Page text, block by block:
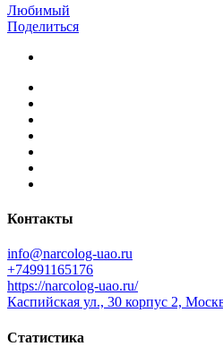
Любимый
Поделиться
Контакты
info@narcolog-uao.ru
+74991165176
https://narcolog-uao.ru/
Каспийская ул., 30 корпус 2,
Статистика